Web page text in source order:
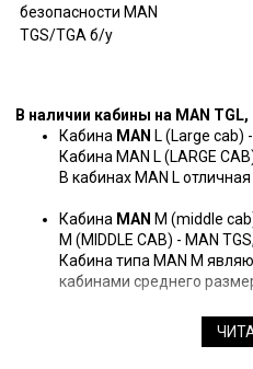
безопасности MAN
TGS/TGA б/у
В наличии кабины на MAN TGL,
Кабина MAN L (Large cab) -
Кабина MAN L (LARGE
В кабинах MAN L
Кабина MAN M (middle
M (MIDDLE CAB) - МАN
Кабина типа MAN М
кабинами среднего
XLX
перевозок. Кабина MAN